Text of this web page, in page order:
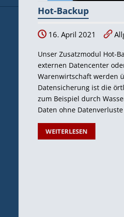
Hot-Backup
16. April 2021
Unser Zusatzmodul Hot-
externen Datencenter
Warenwirtschaft werden
Datensicherung ist die
zum Beispiel durch
Daten ohne
WEITERLESEN